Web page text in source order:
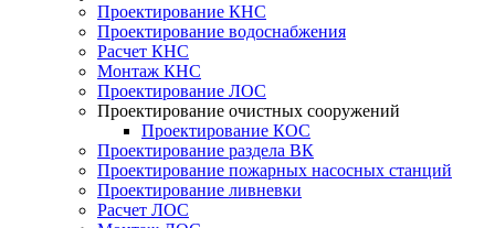
Проектирование КНС
Проектирование водоснабжения
Расчет КНС
Монтаж КНС
Проектирование ЛОС
Проектирование очистных сооружений
Проектирование КОС
Проектирование раздела ВК
Проектирование пожарных насосных станций
Проектирование ливневки
Расчет ЛОС